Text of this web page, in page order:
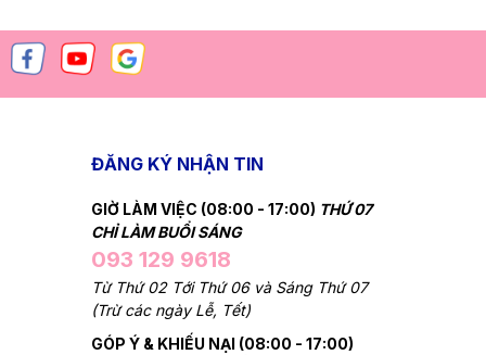
ĐĂNG KÝ NHẬN TIN
GIỜ LÀM VIỆC (08:00 - 17:00) THỨ 07
CHỈ LÀM BUỔI SÁNG
093 129 9618
Từ Thứ 02 Tới Thứ 06 và Sáng Thứ 07
(Trừ các ngày Lễ, Tết)
GÓP Ý & KHIẾU NẠI (08:00 - 17:00)